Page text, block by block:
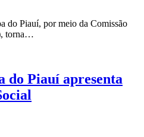
do Piauí, por meio da Comissão
torna…
do Piauí apresenta